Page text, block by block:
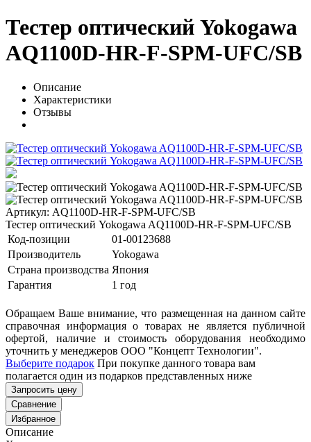
Тестер оптический Yokogawa
AQ1100D-HR-F-SPM-UFC/SB
Описание
Характеристики
Отзывы
Артикул: AQ1100D-HR-F-SPM-UFC/SB
Тестер оптический Yokogawa AQ1100D-HR-F-SPM-UFC/SB
Код-позиции
01-00123688
Производитель
Yokogawa
Страна производства Япония
Гарантия
1 год
Обращаем Ваше внимание, что размещенная на данном сайте
справочная информация о товарах не является публичной
офертой, наличие и стоимость оборудования необходимо
уточнить у менеджеров ООО "Концепт Технологии".
Выберите подарок При покупке данного товара вам
полагается один из подарков представленных ниже
Запросить цену
Сравнение
Избранное
Описание